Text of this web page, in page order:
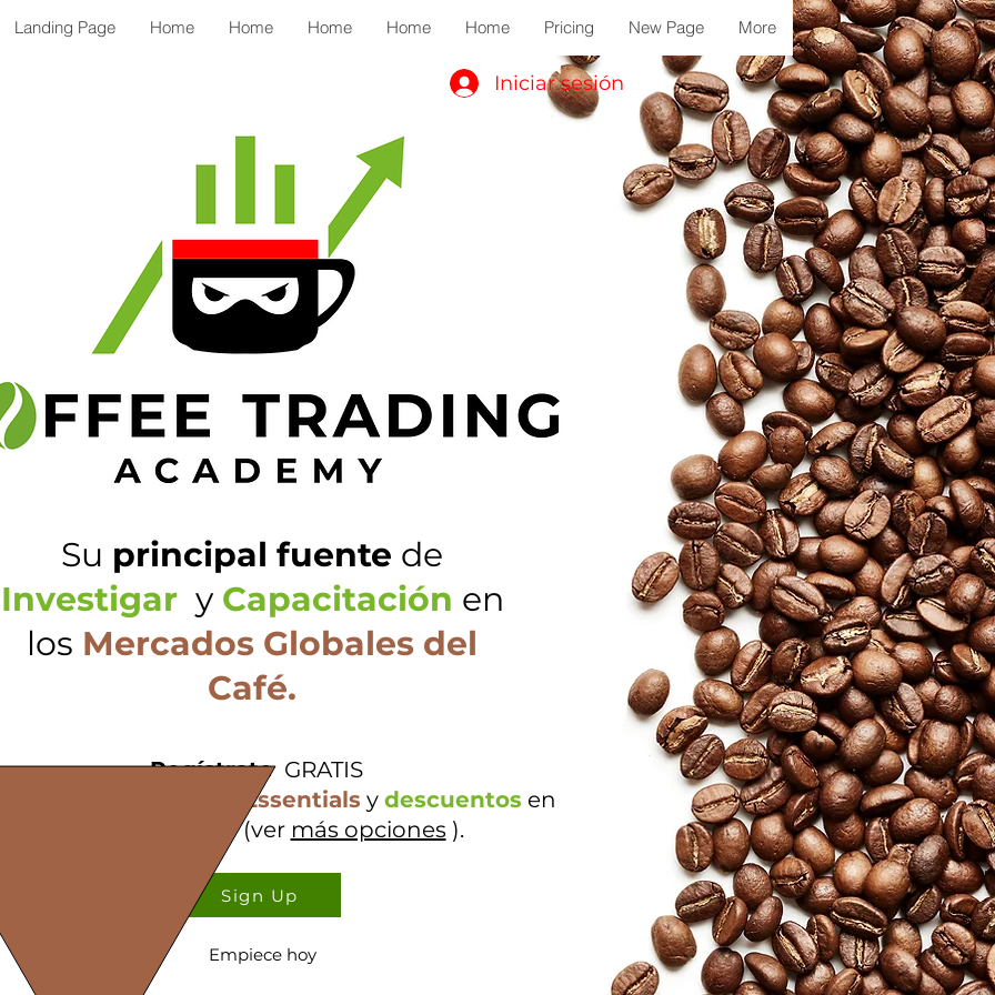
Landing Page Home Home Home Home Home Pricing New Page More
Iniciar sesión
Su principal fuente de
Investigar y Capacitación en
los Mercados Globales del
Café.
Regístrate GRATIS
Coffee Market Essentials y descuentos en
capacitaciones (ver más opciones ).
Sign Up
Empiece hoy